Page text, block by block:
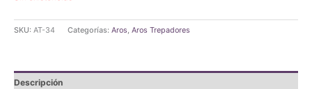
SKU: AT-34 Categorías: Aros, Aros Trepadores
Descripción